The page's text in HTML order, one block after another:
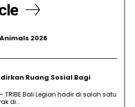
2026
Ruang Sosial Bagi
Bali Legian hadir di salah satu
di...